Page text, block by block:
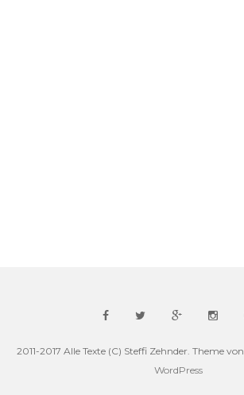
2011-2017 Alle Texte (C) Steffi Zehnder. Theme von
WordPress